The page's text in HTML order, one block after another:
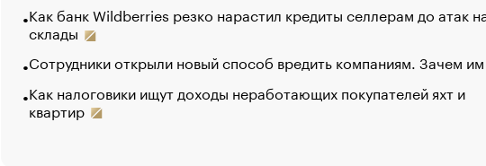
Как банк Wildberries резко нарастил кредиты селлерам до атак
склады
Сотрудники открыли новый способ вредить компаниям. Зачем
Как налоговики ищут доходы неработающих покупателей яхт и
квартир